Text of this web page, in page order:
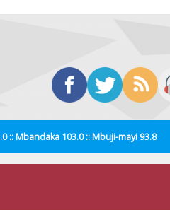
:: Mbandaka 103.0 :: Mbuji-mayi 93.8